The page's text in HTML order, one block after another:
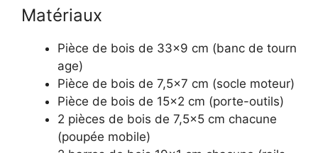
Matériaux
​Pièce de bois de 33×9 cm (banc de tourn
age)
​Pièce de bois de 7,5×7 cm (socle moteur)
​Pièce de bois de 15×2 cm (porte-outils)
​2 pièces de bois de 7,5×5 cm chacune
(poupée mobile)